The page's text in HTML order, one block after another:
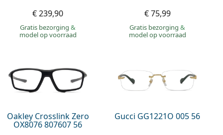
€ 239,90
Gratis bezorging&
model op voorraad
€ 75,99
Gratis bezorging&
model op voorraad
Oakley Crosslink Zero
OX8076 807607 56
Gucci GG1221O 005 56